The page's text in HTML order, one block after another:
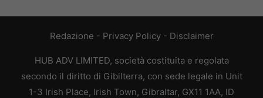
Redazione - Privacy Policy- Disclaimer
HUB ADV LIMITED, società costituita e regolata
secondo il diritto di Gibilterra, con sede legale in Unit
1-3 Irish Place, Irish Town, Gibraltar, GX11 1AA, ID